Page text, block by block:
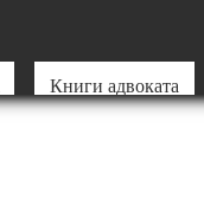
Книги адвоката